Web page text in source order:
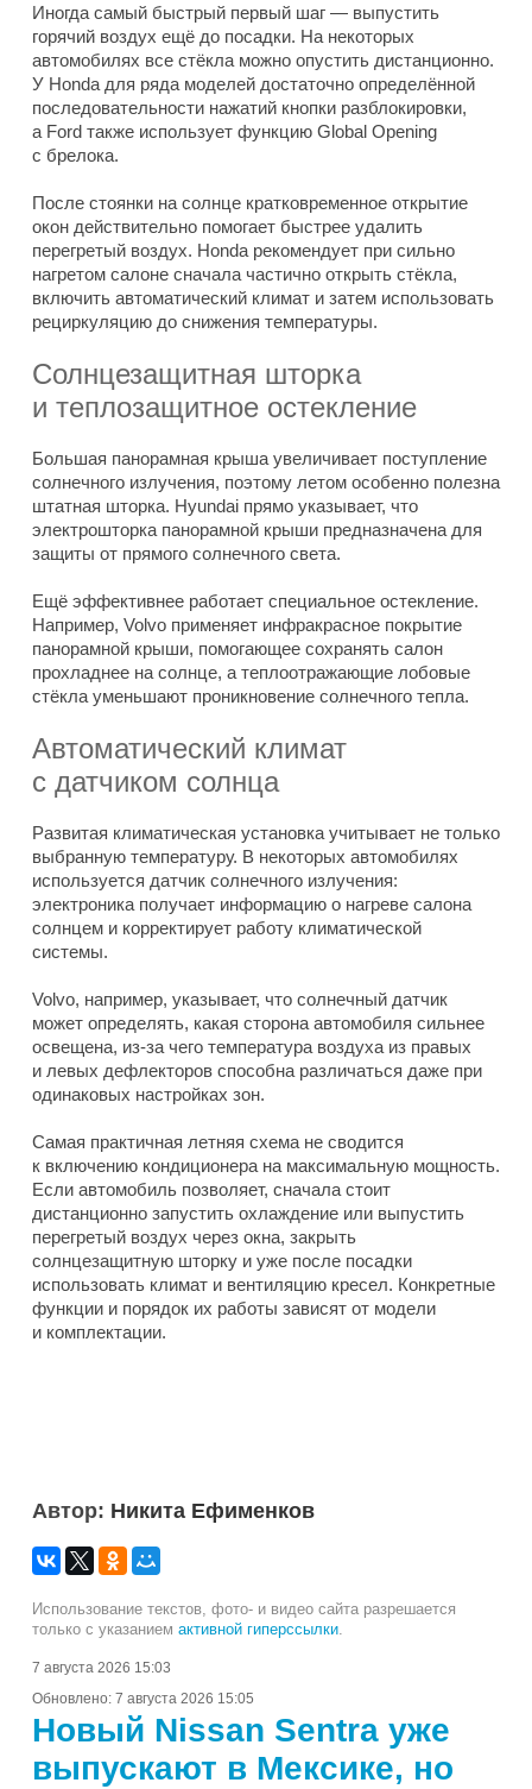
Иногда самый быстрый первый шаг — выпустить
горячий воздух ещё до посадки. На некоторых
автомобилях все стёкла можно опустить дистанционно.
У Honda для ряда моделей достаточно определённой
последовательности нажатий кнопки разблокировки,
а Ford также использует функцию Global Opening
с брелока.
После стоянки на солнце кратковременное открытие
окон действительно помогает быстрее удалить
перегретый воздух. Honda рекомендует при сильно
нагретом салоне сначала частично открыть стёкла,
включить автоматический климат и затем использовать
рециркуляцию до снижения температуры.
Солнцезащитная шторка
и теплозащитное остекление
Большая панорамная крыша увеличивает поступление
солнечного излучения, поэтому летом особенно полезна
штатная шторка. Hyundai прямо указывает, что
электрошторка панорамной крыши предназначена для
защиты от прямого солнечного света.
Ещё эффективнее работает специальное остекление.
Например, Volvo применяет инфракрасное покрытие
панорамной крыши, помогающее сохранять салон
прохладнее на солнце, а теплоотражающие лобовые
стёкла уменьшают проникновение солнечного тепла.
Автоматический климат
с датчиком солнца
Развитая климатическая установка учитывает не только
выбранную температуру. В некоторых автомобилях
используется датчик солнечного излучения:
электроника получает информацию о нагреве салона
солнцем и корректирует работу климатической
системы.
Volvo, например, указывает, что солнечный датчик
может определять, какая сторона автомобиля сильнее
освещена, из-за чего температура воздуха из правых
и левых дефлекторов способна различаться даже при
одинаковых настройках зон.
Самая практичная летняя схема не сводится
к включению кондиционера на максимальную мощность.
Если автомобиль позволяет, сначала стоит
дистанционно запустить охлаждение или выпустить
перегретый воздух через окна, закрыть
солнцезащитную шторку и уже после посадки
использовать климат и вентиляцию кресел. Конкретные
функции и порядок их работы зависят от модели
и комплектации.
Автор: Никита Ефименков
Использование текстов, фото- и видео сайта разрешается
только с указанием активной гиперссылки
7 августа 2026 15:03
Обновлено: 7 августа 2026 15:05
Новый Nissan Sentra уже
выпускают в Мексике, но